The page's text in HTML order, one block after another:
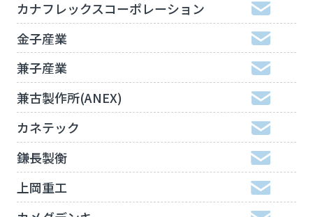
カナフレックスコーポレーション
金子産業
兼子産業
兼古製作所(ANEX)
カネテック
鎌長製衡
上岡重工